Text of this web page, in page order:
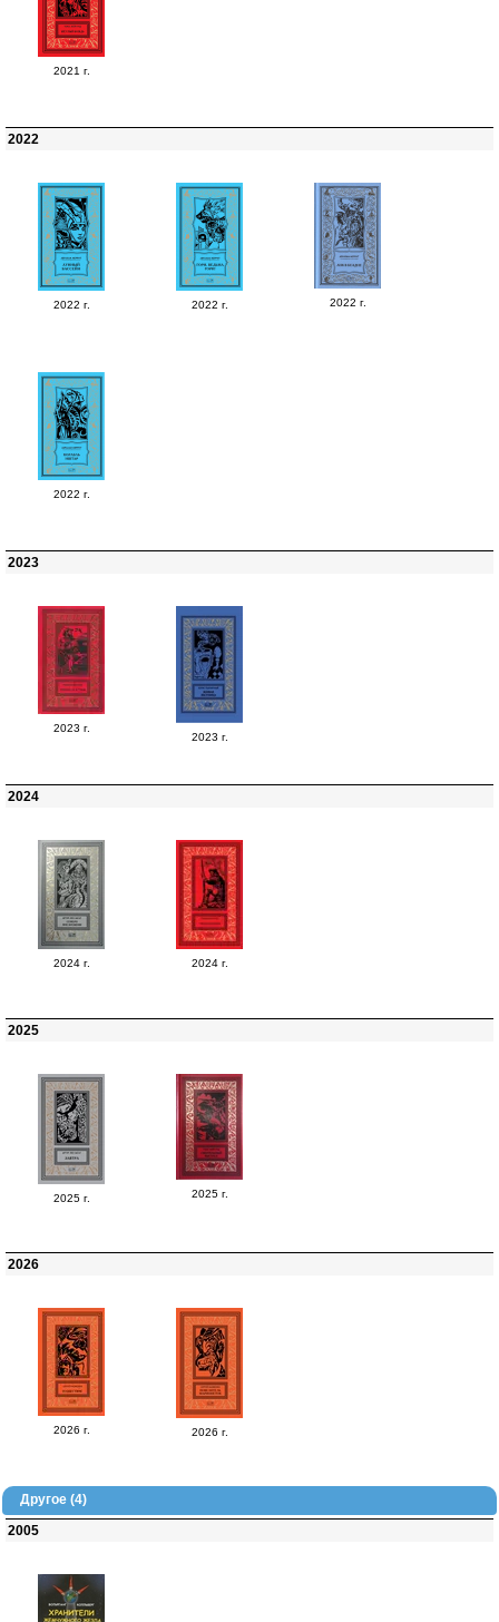
2021 г.
2022
2022 г. 2022 г. 2022 г.
2022 г.
2023
2023 г.
2023 г.
2024
2024 г. 2024 г.
2025
2025 г. 2025 г.
2026
2026 г. 2026 г.
Другое (4)
2005